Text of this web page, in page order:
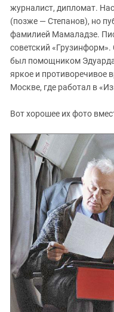
журналист, дипломат.
(позже — Степанов), но
фамилией Мамаладзе.
советский «Грузинформ».
был помощником
яркое и противоречивое
Москве, где работал в
Вот хорошее их фото